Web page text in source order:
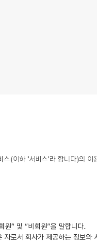
(이하 '서비스'라 합니다)의 이
원” 및 “비회원”을 말합니다.
로서 회사가 제공하는 정보와